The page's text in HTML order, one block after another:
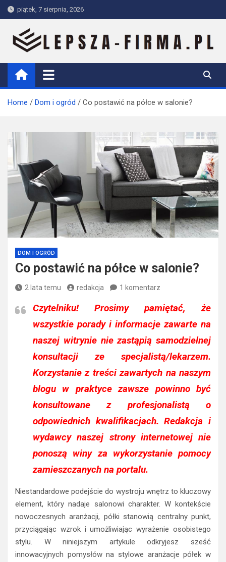
Skip
to
content
piątek, 7 sierpnia, 2026
Lepsza-firma.pl
Home Dom i ogród Co postawić na półce w salonie?
DOM I OGRÓD
Co postawić na półce w salonie?
2 lata temu redakcja 1 komentarz
Czytelniku!Prosimy pamiętać, że
wszystkie porady i informacje zawarte na
naszej witrynie nie zastąpią samodzielnej
konsultacji ze specjalistą/lekarzem.
Korzystanie z treści zawartych na naszym
blogu w praktyce zawsze powinno być
konsultowane z profesjonalistą o
odpowiednich kwalifikacjach. Redakcja i
wydawcy naszej strony internetowej nie
ponoszą winy za wykorzystanie pomocy
zamieszczanych na portalu.
Niestandardowe podejście do wystroju wnętrz to kluczowy
element, który nadaje salonowi charakter. W kontekście
nowoczesnych aranżacji, półki stanowią centralny punkt,
przyciągając wzrok i umożliwiając wyrażenie osobistego
stylu. W niniejszym artykule odkryjesz sześć
innowacyjnych pomysłów na stylowe aranżacje półek w